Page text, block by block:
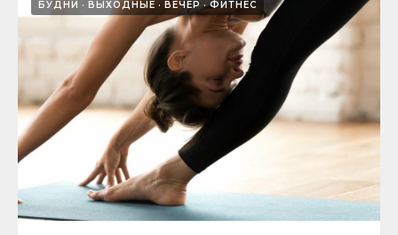
БУДНИ ВЫХОДНЫЕ ВЕЧЕР ФИТНЕС